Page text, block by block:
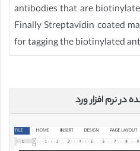
antibodies that are
Finally Streptavidin coated
for tagging the biotinylated
در نرم افزار ورد